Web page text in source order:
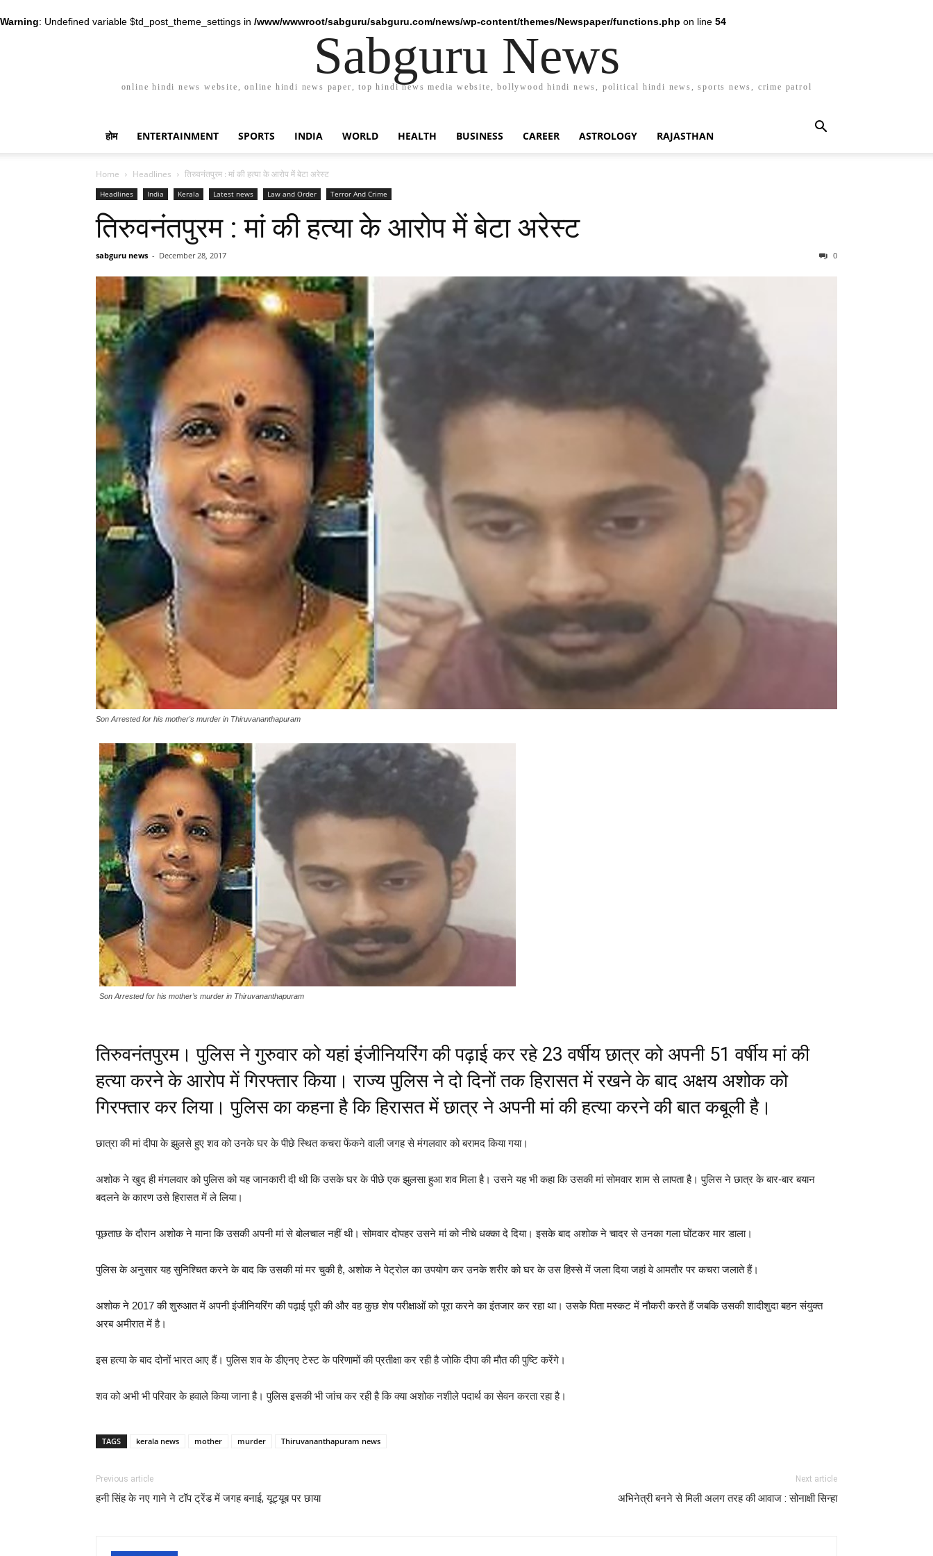
Warning: Undefined variable $td_post_theme_settings in /www/wwwroot/sabguru/sabguru.com/news/wp-content/themes/Newspaper/functions.php on line 54
Sabguru News
online hindi news website, online hindi news paper, top hindi news media website, bollywood hindi news, political hindi news, sports news, crime patrol
होम ENTERTAINMENT SPORTS INDIA WORLD HEALTH BUSINESS CAREER ASTROLOGY RAJASTHAN
Home Headlines तिरुवनंतपुरम : मां की हत्या के आरोप में बेटा अरेस्ट
Headlines India Kerala Latest news Law and Order Terror And Crime
तिरुवनंतपुरम : मां की हत्या के आरोप में बेटा अरेस्ट
sabguru news - December 28, 2017 0
Son Arrested for his mother's murder in Thiruvananthapuram
Son Arrested for his mother’s murder in Thiruvananthapuram
तिरुवनंतपुरम। पुलिस ने गुरुवार को यहां इंजीनियरिंग की पढ़ाई कर रहे 23 वर्षीय छात्र को अपनी 51 वर्षीय मां की
हत्या करने के आरोप में गिरफ्तार किया। राज्य पुलिस ने दो दिनों तक हिरासत में रखने के बाद अक्षय अशोक को
गिरफ्तार कर लिया। पुलिस का कहना है कि हिरासत में छात्र ने अपनी मां की हत्या करने की बात कबूली है।
छात्रा की मां दीपा के झुलसे हुए शव को उनके घर के पीछे स्थित कचरा फेंकने वाली जगह से मंगलवार को बरामद किया गया।
अशोक ने खुद ही मंगलवार को पुलिस को यह जानकारी दी थी कि उसके घर के पीछे एक झुलसा हुआ शव मिला है। उसने यह भी कहा कि उसकी मां सोमवार शाम से लापता है। पुलिस ने छात्र के बार-बार बयान
बदलने के कारण उसे हिरासत में ले लिया।
पूछताछ के दौरान अशोक ने माना कि उसकी अपनी मां से बोलचाल नहीं थी। सोमवार दोपहर उसने मां को नीचे धक्का दे दिया। इसके बाद अशोक ने चादर से उनका गला घोंटकर मार डाला।
पुलिस के अनुसार यह सुनिश्चित करने के बाद कि उसकी मां मर चुकी है, अशोक ने पेट्रोल का उपयोग कर उनके शरीर को घर के उस हिस्से में जला दिया जहां वे आमतौर पर कचरा जलाते हैं।
अशोक ने 2017 की शुरुआत में अपनी इंजीनियरिंग की पढ़ाई पूरी की और वह कुछ शेष परीक्षाओं को पूरा करने का इंतजार कर रहा था। उसके पिता मस्कट में नौकरी करते हैं जबकि उसकी शादीशुदा बहन संयुक्त
अरब अमीरात में है।
इस हत्या के बाद दोनों भारत आए हैं। पुलिस शव के डीएनए टेस्ट के परिणामों की प्रतीक्षा कर रही है जोकि दीपा की मौत की पुष्टि करेंगे।
शव को अभी भी परिवार के हवाले किया जाना है। पुलिस इसकी भी जांच कर रही है कि क्या अशोक नशीले पदार्थ का सेवन करता रहा है।
TAGS kerala news mother murder Thiruvananthapuram news
Previous article
हनी सिंह के नए गाने ने टॉप ट्रेंड में जगह बनाई, यूट्यूब पर छाया
Next article
अभिनेत्री बनने से मिली अलग तरह की आवाज : सोनाक्षी सिन्हा